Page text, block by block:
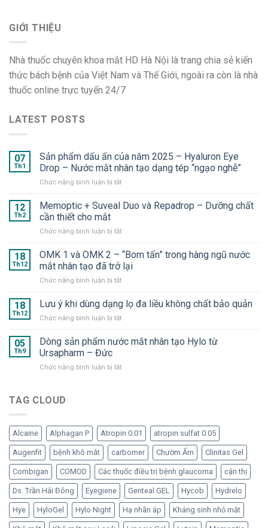
GIỚI THIỆU
Nhà thuốc chuyên khoa mắt HD Hà Nội là trang chia sẻ kiến
thức bách bệnh của Việt Nam và Thế Giới, ngoài ra còn là nhà
thuốc online trực tuyến 24/7
LATEST POSTS
07
Th1
Sản phẩm dấu ấn của năm 2025 – Hyaluron Eye
Drop – Nước mắt nhân tạo dạng tép “ngạo nghễ”
Chức năng bình luận bị tắtở
phẩm
của
2025
–
Hyaluron
Eye
–
tạo
tép
12
Th2
Memoptic + Suveal Duo và Repadrop – Dưỡng chất
cần thiết cho mắt
Chức năng bình luận bị tắtở
+
Suveal
Duo
và
–
chất
thiết
18
Th12
OMK 1 và OMK 2 – “Bom tấn” trong hàng ngũ nước
mắt nhân tạo đã trở lại
Chức năng bình luận bị tắtở
1
và
OMK
–
trong
tạo
đã
trở
lại
18
Th12
Lưu ý khi dùng dạng lọ đa liều không chất bảo quản
Chức năng bình luận bị tắtở
ý
khi
dạng
bảo
quản
05
Th9
Dòng sản phẩm nước mắt nhân tạo Hylo từ
Ursapharm – Đức
Chức năng bình luận bị tắtở
nhân
tạo
Hylo
từ
Ursapharm
–
Đức
TAG CLOUD
Alcaine Alphagan P Atropin 0.01 atropin sulfat 0.05
Augenfit bệnh khô mắt carbomer Chườm Ấm Clinitas Gel
Combigan COMOD Các thuốc điều trị bệnh glaucoma cận thị
Ds. Trần Hải Đông Eyegiene Genteal GEL Hycob Hydrelo
Hye HyloGel Hylo Night Hạ nhãn áp Kháng sinh nhỏ mắt